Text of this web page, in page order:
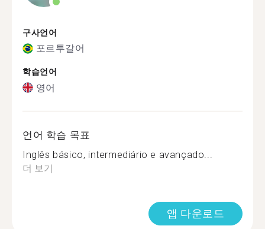
구사언어
포르투갈어
학습언어
영어
언어 학습 목표
Inglês básico, intermediário e avançado...
더 보기
앱 다운로드